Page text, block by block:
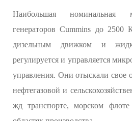
Наибольшая номинальная
генераторов Cummins до 2500
дизельным движком и
регулируется и управляется
управления. Они отыскали свое
нефтегазовой и
жд транспорте, морском флоте